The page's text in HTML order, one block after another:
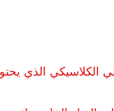
الكلاسيكي الذي